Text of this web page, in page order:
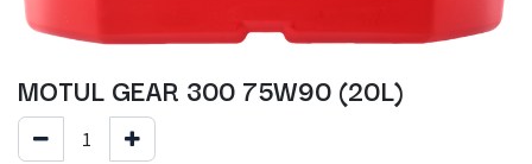
MOTUL GEAR 300 75W90 (20L)